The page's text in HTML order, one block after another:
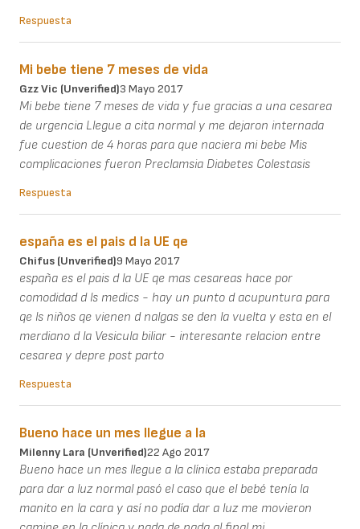
Respuesta
Mi bebe tiene 7 meses de vida
Gzz Vic (unverified)3 Mayo 2017
Mi bebe tiene 7 meses de vida y fue gracias a una cesarea
de urgencia Llegue a cita normal y me dejaron internada
fue cuestion de 4 horas para que naciera mi bebe Mis
complicaciones fueron Preclamsia Diabetes Colestasis
Respuesta
españa es el pais d la UE qe
Chifus (unverified)9 Mayo 2017
españa es el pais d la UE qe mas cesareas hace por
comodidad d ls medics - hay un punto d acupuntura para
qe ls niños qe vienen d nalgas se den la vuelta y esta en el
merdiano d la Vesicula biliar - interesante relacion entre
cesarea y depre post parto
Respuesta
Bueno hace un mes llegue a la
Milenny Lara (unverified)22 Ago 2017
Bueno hace un mes llegue a la clínica estaba preparada
para dar a luz normal pasó el caso que el bebé tenía la
manito en la cara y así no podía dar a luz me movieron